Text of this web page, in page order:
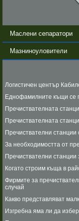
Маслени сепаратори
Мазниноуловители
Логистичен център
Еднофамилните къщи се
Пречиствателната
Пречиствателната
Пречиствателни станции
За необходимостта от
Пречиствателни
Когато строим къща в
Фирмите за
случай
Какво представляват
Изгребна яма ли да